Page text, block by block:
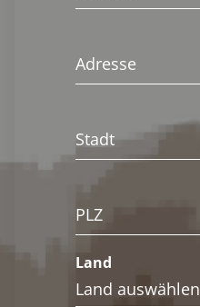
Adresse
Stadt
PLZ
Land
Land auswählen